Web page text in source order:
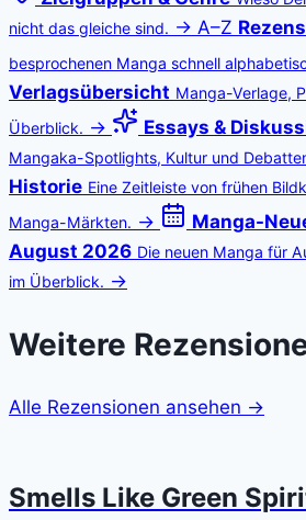
nicht das gleiche sind. → A–Z
besprochenen Manga schnell
Verlagsübersicht Manga-Verlage,
Überblick. → Essays &
Mangaka-Spotlights, Kultur und
Historie Eine Zeitleiste von frühen
Manga-Märkten. →
Manga-
August 2026 Die neuen Manga für
im Überblick. →
Weitere
Alle Rezensionen ansehen →
Smells Like Green